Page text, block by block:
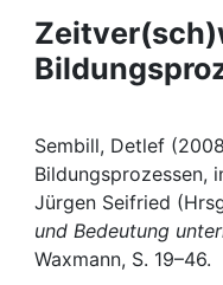
Projects
People
Institutions
Awards
My FIS
Sembill, Detlef
Bildungsprozessen,
Jürgen Seifried
und Bedeutung
Waxmann, S. 19–46.